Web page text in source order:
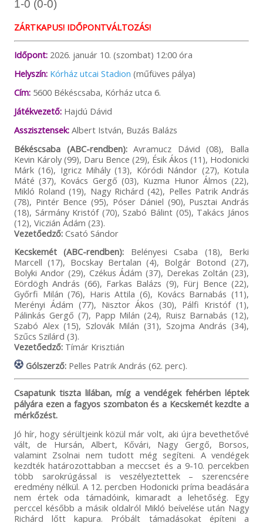
1-0 (0-0)
ZÁRTKAPUS! IDŐPONTVÁLTOZÁS!
Időpont:2026. január 10. (szombat) 12:00 óra
Helyszín: Kórház utcai Stadion (műfüves pálya)
Cím:5600 Békéscsaba, Kórház utca 6.
Játékvezető:Hajdú Dávid
Asszisztensek:Albert István, Buzás Balázs
Békéscsaba (ABC-rendben):Avramucz Dávid (08), Balla
Kevin Károly (99), Daru Bence (29), Ésik Ákos (11), Hodonicki
Márk (16), Igricz Mihály (13), Kóródi Nándor (27), Kotula
Máté (37), Kovács Gergő (03), Kuzma Hunor Álmos (22),
Mikló Roland (19), Nagy Richárd (42), Pelles Patrik András
(78), Pintér Bence (95), Póser Dániel (90), Pusztai András
(18), Sármány Kristóf (70), Szabó Bálint (05), Takács János
(12), Viczián Ádám (23).
Vezetőedző:Csató Sándor
Kecskemét (ABC-rendben): Belényesi Csaba (18), Berki
Marcell (17), Bocskay Bertalan (4), Bolgár Botond (27),
Bolyki Andor (29), Czékus Ádám (37), Derekas Zoltán (23),
Eördögh András (66), Farkas Balázs (9), Fürj Bence (22),
Győrfi Milán (76), Haris Attila (6), Kovács Barnabás (11),
Merényi Ádám (77), Nisztor Ákos (30), Pálfi Kristóf (1),
Pálinkás Gergő (7), Papp Milán (24), Ruisz Barnabás (12),
Szabó Alex (15), Szlovák Milán (31), Szojma András (34),
Szűcs Szilárd (3).
Vezetőedző:Tímár Krisztián
Gólszerző:Pelles Patrik András (62. perc).
Csapatunk tiszta lilában, míg a vendégek fehérben léptek
pályára ezen a fagyos szombaton és a Kecskemét kezdte a
mérkőzést.
Jó hír, hogy sérültjeink közül már volt, aki újra bevethetővé
vált, de Hursán, Albert, Kővári, Nagy Gergő, Borsos,
valamint Zsolnai nem tudott még segíteni. A vendégek
kezdték határozottabban a meccset és a 9-10. percekben
több sarokrúgással is veszélyeztettek – szerencsére
eredmény nélkül. A 12. percben Hodonicki príma beadására
nem értek oda támadóink, kimaradt a lehetőség. Egy
perccel később a másik oldalról Mikló beívelése után Nagy
Richárd lőtt kapura. Próbált támadásokat építeni a